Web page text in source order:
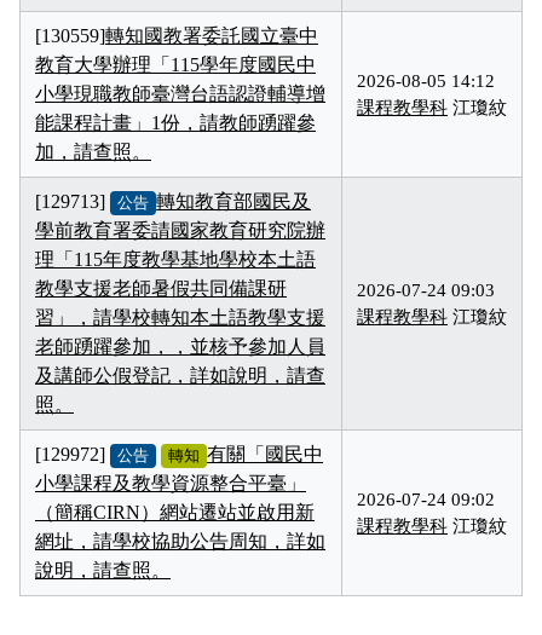
[130559]轉知國教署委託國立臺中
教育大學辦理「115學年度國民中
小學現職教師臺灣台語認證輔導增
能課程計畫」1份，請教師踴躍參
加，請查照。
2026-08-05 14:12
課程教學科 江瓊紋
[129713] 公告 轉知教育部國民及
學前教育署委請國家教育研究院辦
理「115年度教學基地學校本土語
教學支援老師暑假共同備課研
習」，請學校轉知本土語教學支援
老師踴躍參加，，並核予參加人員
及講師公假登記，詳如說明，請查
照。
2026-07-24 09:03
課程教學科 江瓊紋
[129972] 公告 轉知 有關「國民中
小學課程及教學資源整合平臺」
（簡稱CIRN）網站遷站並啟用新
網址，請學校協助公告周知，詳如
說明，請查照。
2026-07-24 09:02
課程教學科 江瓊紋